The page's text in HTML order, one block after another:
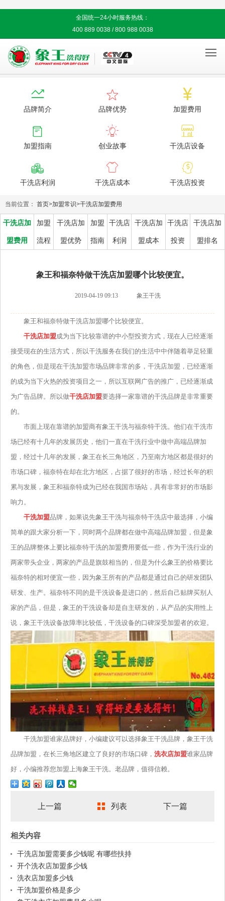
全国统一24小时服务热线：
400 889 0038 / 800 988 0038


品牌简介

品牌优势

加盟费用

加盟指南

创业故事

干洗店设备

干洗店利润

干洗店成本

干洗店投资
当前位置： 首页>加盟常识>干洗店加盟费用
干洗店加
盟费用
加盟
流程
干洗店加
盟优势
加盟
指南
干洗店
利润
干洗店加
盟成本
干洗店
投资
干洗店加
盟排名
象王和福奈特做干洗店加盟哪个比较便宜。
2019-04-19 09:13 象王干洗
象王和福奈特做干洗店加盟哪个比较便宜。
干洗店加盟成为当下比较靠谱的中小型投资方式，现在人已经逐渐
接受现在的生活方式，所以干洗服务在我们的生活中中伴随着举足轻重
的角色，但是现在干洗加盟市场品牌非常的多，干洗店加盟，已经逐渐
的成为当下火热的投资项目之一，所以互联网广告的推广，已经逐渐成
为广告品牌。所以做干洗店加盟要选择一家靠谱的干洗品牌是非常重要
的。
市面上现在靠谱的加盟商有象王干洗与福奈特干洗。他们在干洗市
场已经有十几年的发展历史，他们一直在干洗行业中做中高端品牌加
盟，经过十几年的发展，象王在长三角地区，乃至南方地区都是很好的
市场口碑，福奈特在却在北方地区，占据了很好的市场，经过长年的积
累与发展，象王和福奈特成为已经在我国市场站，具有非常好的市场影
响力。
干洗加盟品牌，如果说先象王干洗与福奈特干洗店中最选择，小编
简单的跟大家分析一下，同时两个品牌都在做中高端品牌加盟，但是象
王的品牌整体上要比福奈特干洗的加盟费用要低一些，作为干洗行业的
两家带头企业，两家的产品是旗鼓相当的，但是为什么象王的价格要比
福奈特的相对便宜一些，因为象王所有的产品都是通过自己的研发团队
研发、生产。福奈特不同的是干洗设备是进口的，然后自己贴牌买别人
家的产品，但是，象王的干洗设备却是自主研发的，从产品的实用性上
说，象王干洗设备故障率比较低，干洗设备的口碑深受加盟者的欢迎。
干洗加盟谁家品牌好，小编建议可以选择象王干洗品牌，象王干洗
品牌加盟，在长三角地区建立了良好的市场口碑， 洗衣店加盟谁家品牌
好，小编推荐您加盟上海象王干洗。老品牌，值得信赖。
上一篇 列表 下一篇
相关内容
干洗店加盟需要多少钱呢 有哪些扶持
开个洗衣店加盟多少钱
洗衣店加盟多少钱
干洗加盟价格是多少